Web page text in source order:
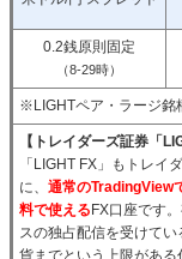
0.2銭原則固定
（8-29時）
※LIGHTペア・ラージ銘
【トレイダーズ証券「
「LIGHT FX」もトレイ
に、 通常のTradingView
料で使える FX口座です
スの独占配信を受けて